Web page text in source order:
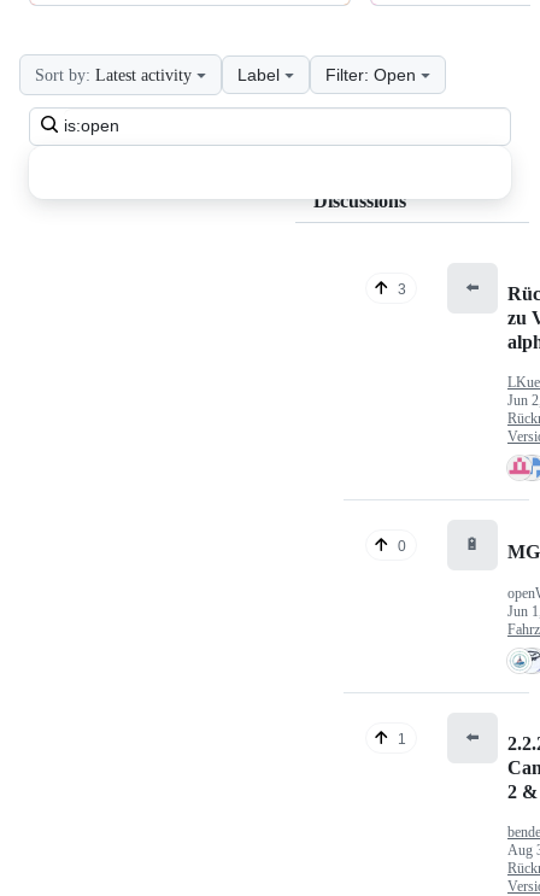
Search
all
Sort by: Latest activity Label Filter: Open
Discussions
3 ⬅️
zu
Jun
0 🔋
Jun
1 ⬅️
2 &
Aug